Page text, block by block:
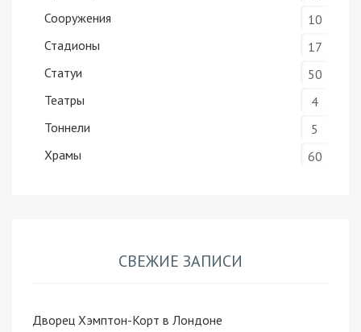
Сооружения
10
Стадионы
17
Статуи
50
Театры
4
Тоннели
5
Храмы
60
СВЕЖИЕ ЗАПИСИ
Дворец Хэмптон-Корт в Лондоне